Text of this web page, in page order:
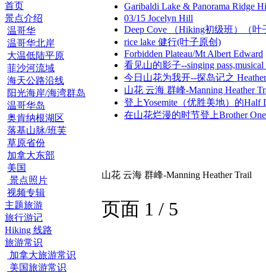
首页
景点介绍
温哥华
温哥华北岸
大温低陆平原
菲沙河流域
海天公路沿线
阳光海岸/海湾群岛
温哥华岛
奥肯纳根湖区
落基山脉/班芙
草原省份
加拿大东部
美国
景点照片
视频专辑
主题旅游
旅行游记
Hiking 线路
旅游常识
加拿大旅游常识
美国旅游常识
Garibaldi Lake & Panorama Ridge
03/15 Jocelyn Hill
Deep Cove （Hiking初级班）（叶
rice lake 健行(叶子原创)
Forbidden Plateau/Mt Albert Edward
看见山的影子--singing
今日山花为我开--探岛记之
山花 云海 群峰-Manning Heather
登上Yosemite（优胜美地）的Half
在山花烂漫的时节登上Brother One
山花 云海 群峰-Manning Heather Trail
页面 1 / 5